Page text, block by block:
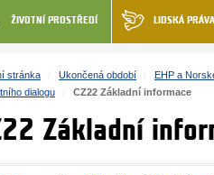
ŽIVOTNÍ PROSTŘEDÍ LIDSKÁ PRÁVA
stránka Ukončená období
EHP a
dialogu
CZ22 Základní informace
Základní